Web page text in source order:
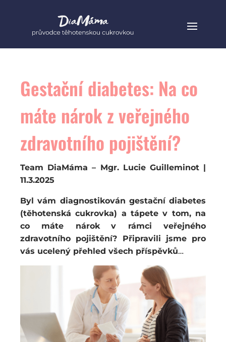
Gestační diabetes: Na co
máte nárok z veřejného
zdravotního pojištění?
Team DiaMáma – Mgr. Lucie Guilleminot |
11.3.2025
Byl vám diagnostikován gestační diabetes
(těhotenská cukrovka) a tápete v tom, na
co máte nárok
v rámci veřejného
zdravotního pojištění? Připravili jsme pro
vás ucelený přehled všech příspěvků…